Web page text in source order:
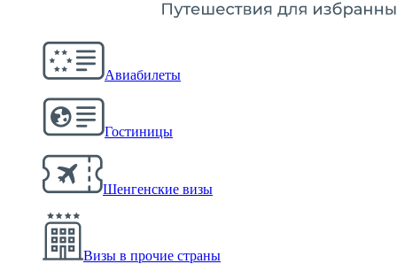
Авиабилеты
Гостиницы
Шенгенские визы
Визы в прочие страны